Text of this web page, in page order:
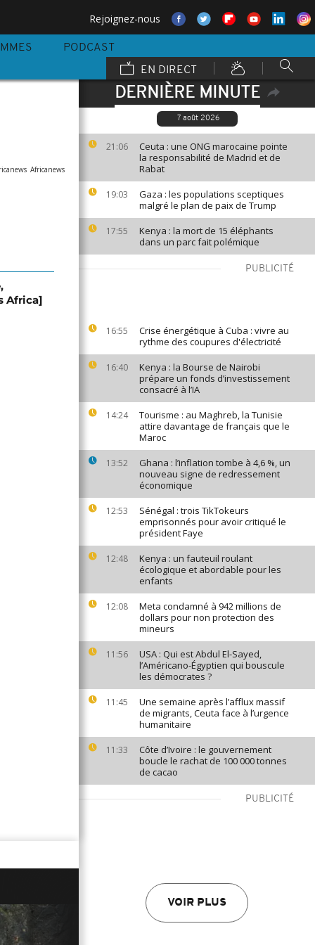
Rejoignez-nous
PODCAST
EN DIRECT
DERNIÈRE MINUTE
7 août 2026
21:06
Ceuta : une ONG marocaine pointe
la responsabilité de Madrid et de
Rabat
19:03
Gaza : les populations sceptiques
malgré le plan de paix de Trump
17:55
Kenya : la mort de 15 éléphants
dans un parc fait polémique
PUBLICITÉ
16:55
Crise énergétique à Cuba : vivre au
rythme des coupures d'électricité
16:40
Kenya : la Bourse de Nairobi
prépare un fonds d’investissement
consacré à l’IA
14:24
Tourisme : au Maghreb, la Tunisie
attire davantage de français que le
Maroc
13:52
Ghana : l’inflation tombe à 4,6 %, un
nouveau signe de redressement
économique
12:53
Sénégal : trois TikTokeurs
emprisonnés pour avoir critiqué le
président Faye
12:48
Kenya : un fauteuil roulant
écologique et abordable pour les
enfants
12:08
Meta condamné à 942 millions de
dollars pour non protection des
mineurs
11:56
USA : Qui est Abdul El-Sayed,
l’Américano-Égyptien qui bouscule
les démocrates ?
11:45
Une semaine après l’afflux massif
de migrants, Ceuta face à l’urgence
humanitaire
11:33
Côte d’Ivoire : le gouvernement
boucle le rachat de 100 000 tonnes
de cacao
PUBLICITÉ
VOIR PLUS
Africanews
Africa]